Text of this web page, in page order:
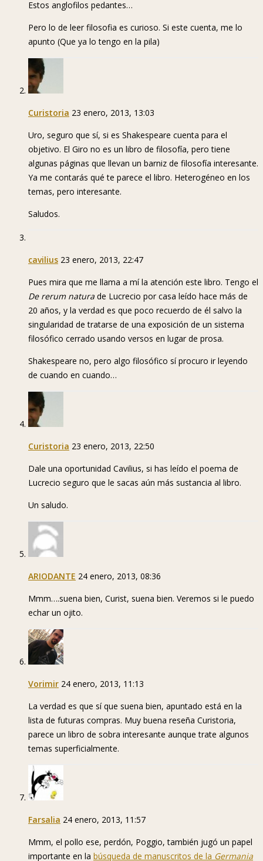
Estos anglofilos pedantes…
Pero lo de leer filosofia es curioso. Si este cuenta, me lo
apunto (Que ya lo tengo en la pila)
Curistoria 23 enero, 2013, 13:03
Uro, seguro que sí, si es Shakespeare cuenta para el
objetivo. El Giro no es un libro de filosofía, pero tiene
algunas páginas que llevan un barniz de filosofía interesante.
Ya me contarás qué te parece el libro. Heterogéneo en los
temas, pero interesante.
Saludos.
cavilius 23 enero, 2013, 22:47
Pues mira que me llama a mí la atención este libro. Tengo el
De rerum natura de Lucrecio por casa leído hace más de
20 años, y la verdad es que poco recuerdo de él salvo la
singularidad de tratarse de una exposición de un sistema
filosófico cerrado usando versos en lugar de prosa.
Shakespeare no, pero algo filosófico sí procuro ir leyendo
de cuando en cuando…
Curistoria 23 enero, 2013, 22:50
Dale una oportunidad Cavilius, si has leído el poema de
Lucrecio seguro que le sacas aún más sustancia al libro.
Un saludo.
ARIODANTE 24 enero, 2013, 08:36
Mmm….suena bien, Curist, suena bien. Veremos si le puedo
echar un ojito.
Vorimir 24 enero, 2013, 11:13
La verdad es que sí que suena bien, apuntado está en la
lista de futuras compras. Muy buena reseña Curistoria,
parece un libro de sobra interesante aunque trate algunos
temas superficialmente.
Farsalia 24 enero, 2013, 11:57
Mmm, el pollo ese, perdón, Poggio, también jugó un papel
importante en la búsqueda de manuscritos de la Germania